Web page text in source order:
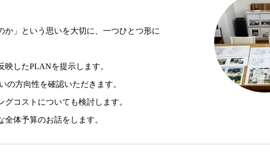
か」という思いを大切に、一つひとつ形に
したPLANを提示します。
の方向性を確認いただきます。
コストについても検討します。
体予算のお話をします。